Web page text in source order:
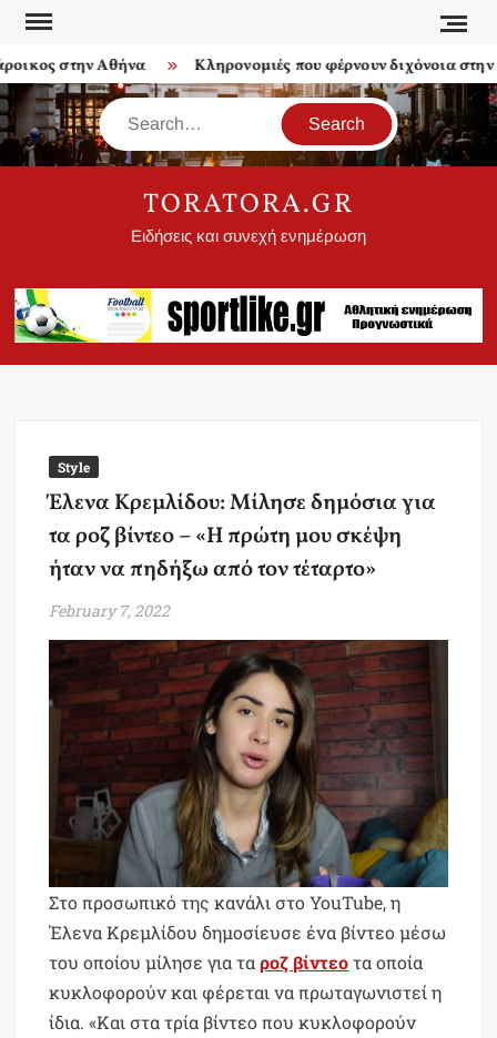
Skip
contentστην Αθήνα Κληρονομιές που φέρνουν διχόνοια στην
Search
TORATORA.GR
Ειδήσεις και συνεχή ενημέρωση
Style
Έλενα Κρεμλίδου: Μίλησε δημόσια για
τα ροζ βίντεο – «Η πρώτη μου σκέψη
ήταν να πηδήξω από τον τέταρτο»
February 7, 2022
Στο προσωπικό της κανάλι στο YouTube, η
Έλενα Κρεμλίδου δημοσίευσε ένα βίντεο μέσω
του οποίου μίλησε για τα ροζ βίντεοτα οποία
κυκλοφορούν και φέρεται να πρωταγωνιστεί η
ίδια. «Και στα τρία βίντεο που κυκλοφορούν